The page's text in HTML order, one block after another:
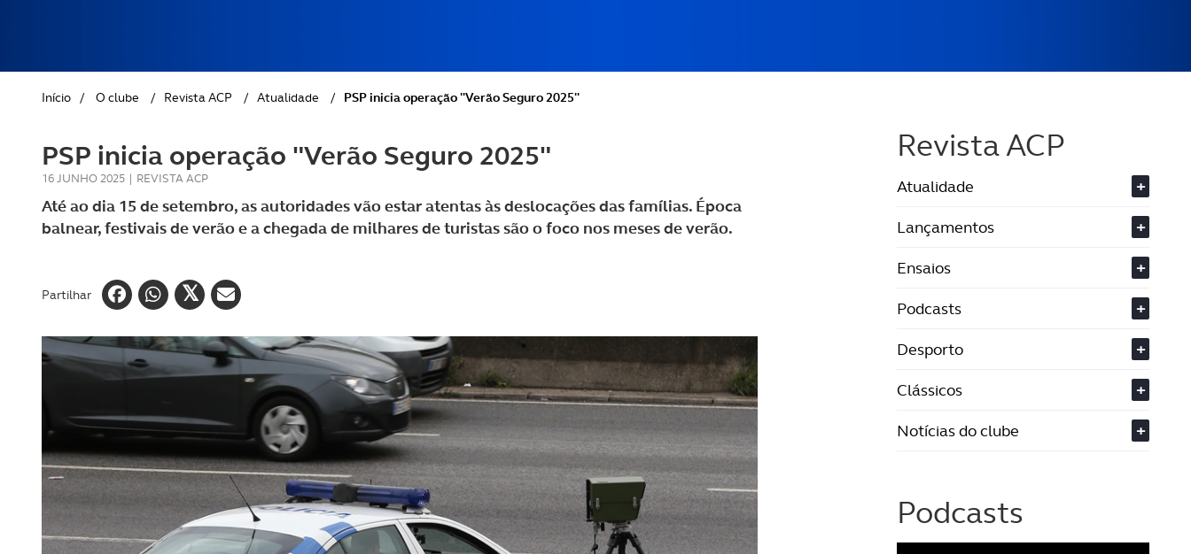
GOLFE
AUTOCARAVANISMO
Início / O clube / Revista ACP / Atualidade / PSP inicia operação "Verão Seguro 2025"
PSP inicia operação "Verão Seguro 2025"
16 JUNHO 2025 | REVISTA ACP
Até ao dia 15 de setembro, as autoridades vão estar atentas às deslocações das famílias. Época
balnear, festivais de verão e a chegada de milhares de turistas são o foco nos meses de verão.
Partilhar
Revista ACP
Atualidade
+
Lançamentos
+
Ensaios
+
Podcasts
+
Desporto
+
Clássicos
+
Notícias do clube
+
Podcasts